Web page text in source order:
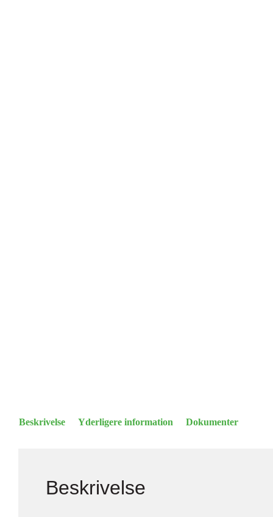
Beskrivelse Yderligere information Dokumenter
Beskrivelse